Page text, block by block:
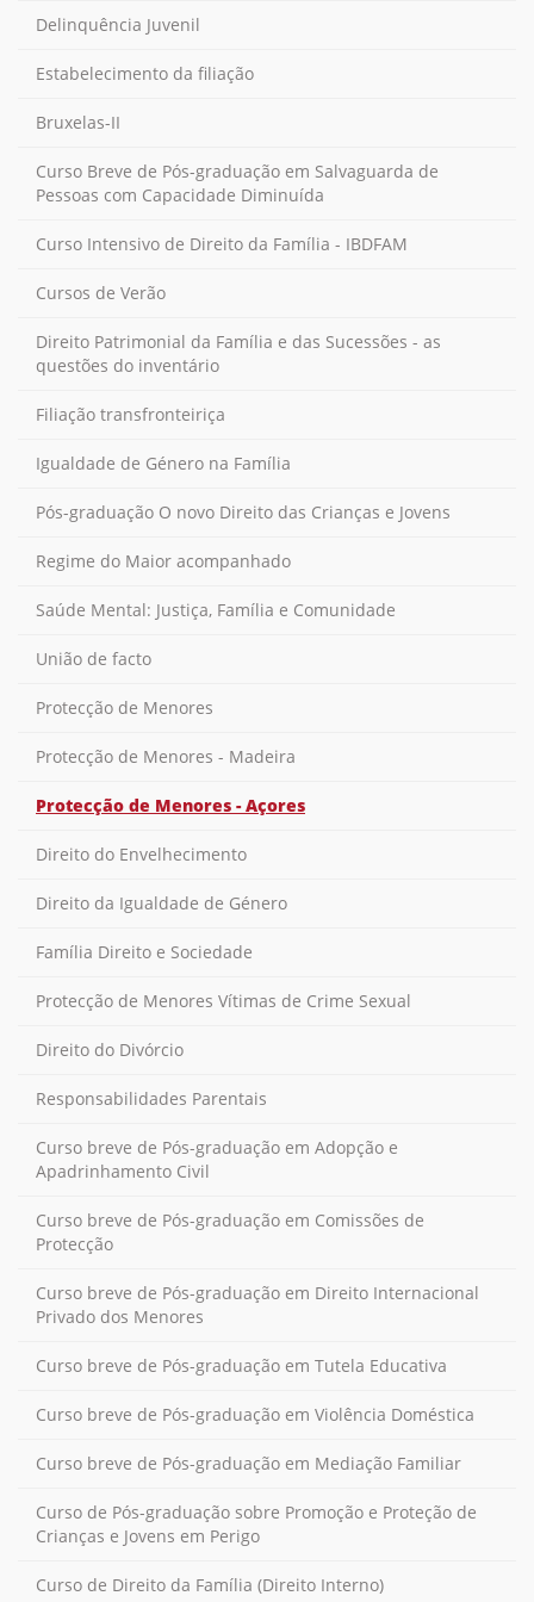
Delinquência Juvenil
Estabelecimento da filiação
Bruxelas-II
Curso Breve de Pós-graduação em Salvaguarda de
Pessoas com Capacidade Diminuída
Curso Intensivo de Direito da Família - IBDFAM
Cursos de Verão
Direito Patrimonial da Família e das Sucessões - as
questões do inventário
Filiação transfronteiriça
Igualdade de Género na Família
Pós-graduação O novo Direito das Crianças e Jovens
Regime do Maior acompanhado
Saúde Mental: Justiça, Família e Comunidade
União de facto
Protecção de Menores
Protecção de Menores - Madeira
Protecção de Menores - Açores
Direito do Envelhecimento
Direito da Igualdade de Género
Família Direito e Sociedade
Protecção de Menores Vítimas de Crime Sexual
Direito do Divórcio
Responsabilidades Parentais
Curso breve de Pós-graduação em Adopção e
Apadrinhamento Civil
Curso breve de Pós-graduação em Comissões de
Protecção
Curso breve de Pós-graduação em Direito Internacional
Privado dos Menores
Curso breve de Pós-graduação em Tutela Educativa
Curso breve de Pós-graduação em Violência Doméstica
Curso breve de Pós-graduação em Mediação Familiar
Curso de Pós-graduação sobre Promoção e Proteção de
Crianças e Jovens em Perigo
Curso de Direito da Família (Direito Interno)